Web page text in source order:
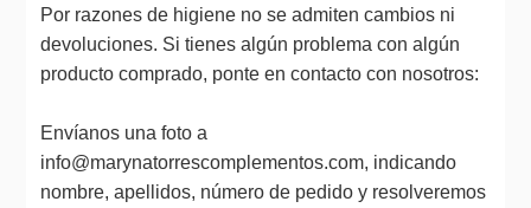
Por razones de higiene no se admiten cambios ni
devoluciones. Si tienes algún problema con algún
producto comprado, ponte en contacto con nosotros:
Envíanos una foto a
info@marynatorrescomplementos.com, indicando
nombre, apellidos, número de pedido y resolveremos